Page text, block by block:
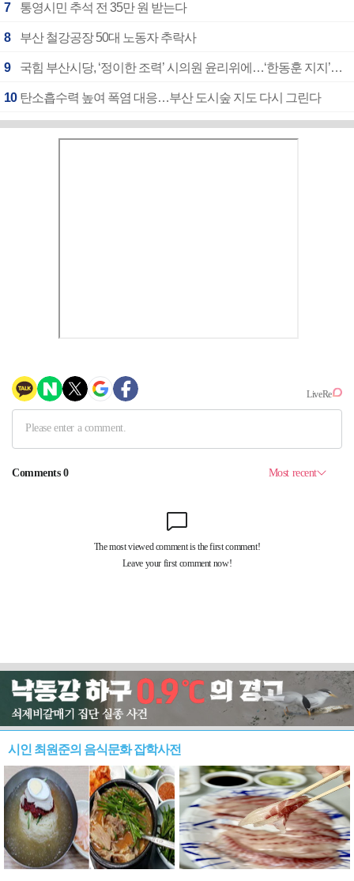
7 통영시민 추석 전 35만 원 받는다
8 부산 철강공장 50대 노동자 추락사
9 국힘 부산시당, ‘정이한 조력’ 시의원 윤리위에…‘한동훈 지지’도 신고접수
10 탄소흡수력 높여 폭염 대응…부산 도시숲 지도 다시 그린다
시인 최원준의 음식문화 잡학사전